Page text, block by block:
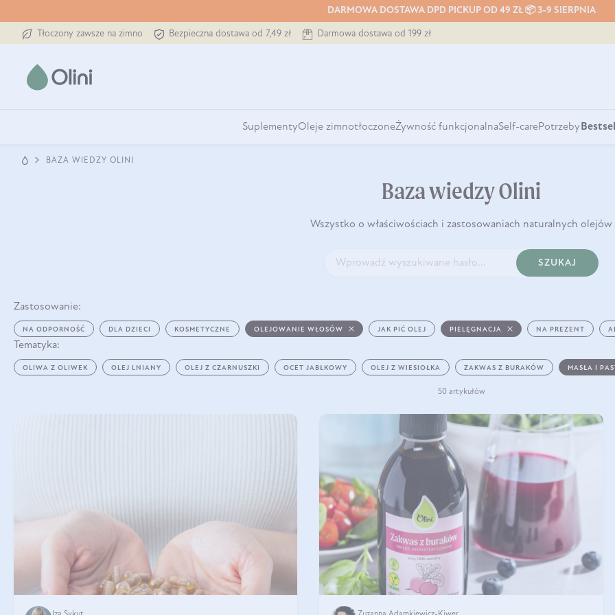
DARMOWA DOSTAWA DPD PICKUP OD 49 ZŁ 📦 3-9 SIERPNIA
Tłoczony zawsze na zimno Bezpieczna dostawa od 7,49 zł Darmowa dostawa od 199 zł
SuplementyOleje zimnotłoczoneŻywność funkcjonalnaSelf-carePotrzeby
BAZA WIEDZY OLINI
Baza wiedzy Olini
Wszystko o właściwościach i zastosowaniach naturalnych olejów
SZUKAJ
Zastosowanie:
NA ODPORNOŚĆ DLA DZIECI KOSMETYCZNE OLEJOWANIE WŁOSÓW JAK PIĆ OLEJ PIELĘGNACJA NA PREZENT
Tematyka:
OLIWA Z OLIWEK OLEJ LNIANY OLEJ Z CZARNUSZKI OCET JABŁKOWY OLEJ Z WIESIOŁKA ZAKWAS Z BURAKÓW MASŁA I
50 artykułów